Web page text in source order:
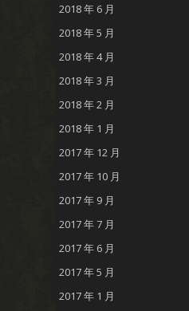
2018 年 6 月
2018 年 5 月
2018 年 4 月
2018 年 3 月
2018 年 2 月
2018 年 1 月
2017 年 12 月
2017 年 10 月
2017 年 9 月
2017 年 7 月
2017 年 6 月
2017 年 5 月
2017 年 1 月